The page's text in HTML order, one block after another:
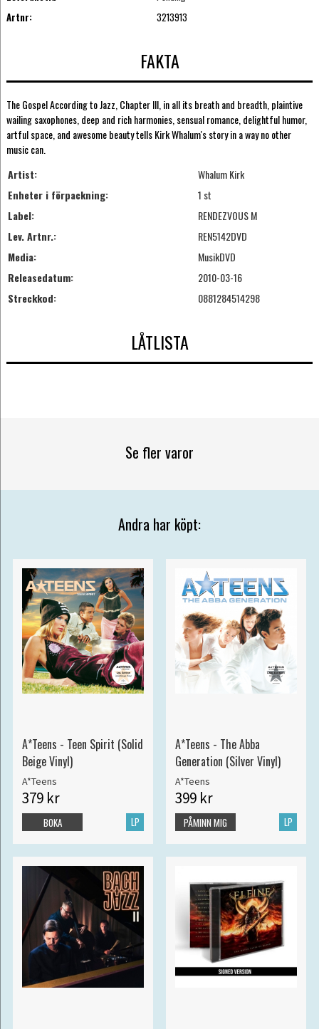
Artnr:
3213913
FAKTA
The Gospel According to Jazz, Chapter III, in all its breath and breadth, plaintive
wailing saxophones, deep and rich harmonies, sensual romance, delightful humor,
artful space, and awesome beauty tells Kirk Whalum's story in a way no other
music can.
Artist:
Whalum Kirk
Enheter i förpackning:
1 st
Label:
RENDEZVOUS M
Lev. Artnr.:
REN5142DVD
Media:
MusikDVD
Releasedatum:
2010-03-16
Streckkod:
0881284514298
LÅTLISTA
Se fler varor
Andra har köpt:
A*Teens - Teen Spirit (Solid
Beige Vinyl)
A*Teens
379 kr
LP
BOKA
A*Teens - The Abba
Generation (Silver Vinyl)
A*Teens
399 kr
LP
PÅMINN MIG